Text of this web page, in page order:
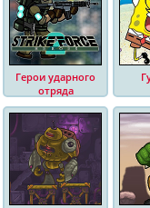
Герои ударного
отряда